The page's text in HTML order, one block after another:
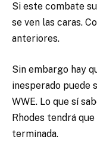
Si este combate
se ven las caras.
anteriores.
Sin embargo hay
inesperado puede
WWE. Lo que sí
Rhodes tendrá
terminada.